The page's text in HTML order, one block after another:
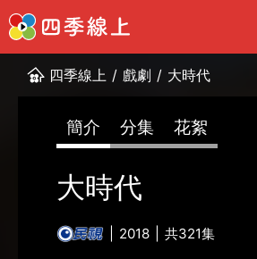
四季線上 / 戲劇 / 大時代
簡介 分集 花絮
大時代
2018 共321集